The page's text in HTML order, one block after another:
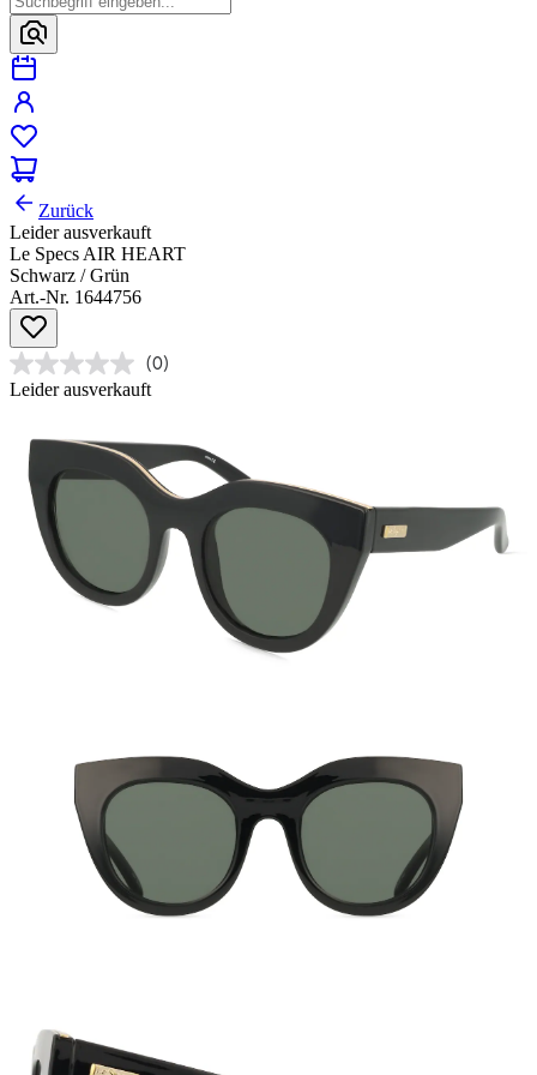
Zurück
Leider ausverkauft
Le Specs AIR HEART
Schwarz / Grün
Art.-Nr. 1644756
(0)
Leider ausverkauft